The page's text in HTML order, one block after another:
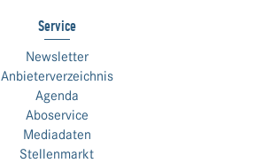
Service
Newsletter
Anbieterverzeichnis
Agenda
Aboservice
Mediadaten
Stellenmarkt